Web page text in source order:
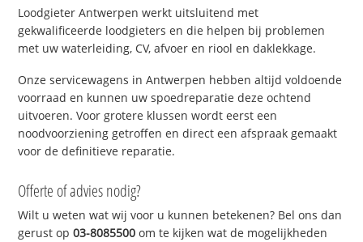
Loodgieter Antwerpen werkt uitsluitend met
gekwalificeerde loodgieters en die helpen bij problemen
met uw waterleiding, CV, afvoer en riool en daklekkage.
Onze servicewagens in Antwerpen hebben altijd voldoende
voorraad en kunnen uw spoedreparatie deze ochtend
uitvoeren. Voor grotere klussen wordt eerst een
noodvoorziening getroffen en direct een afspraak gemaakt
voor de definitieve reparatie.
Offerte of advies nodig?
Wilt u weten wat wij voor u kunnen betekenen? Bel ons dan
gerust op03-8085500 om te kijken wat de mogelijkheden